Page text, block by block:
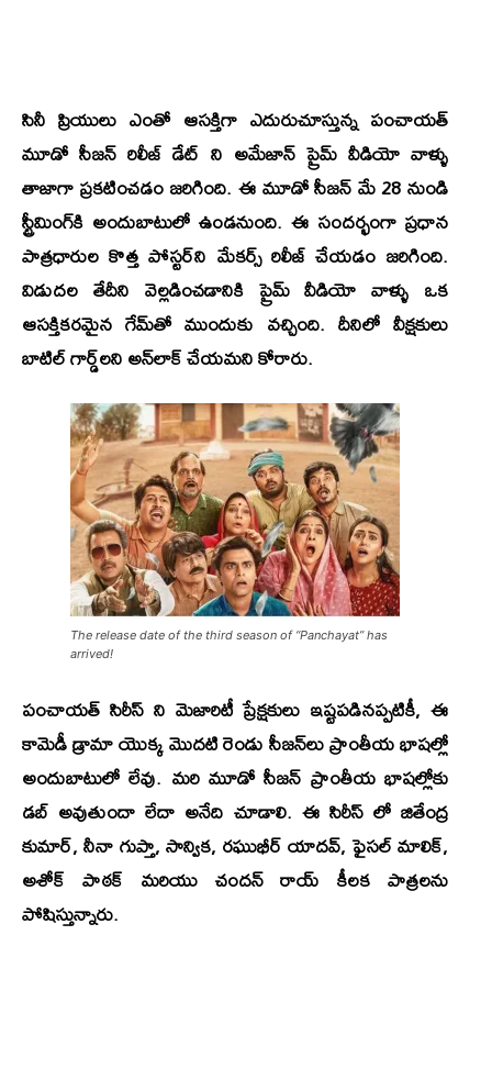
సినీ ప్రియులు ఎంతో ఆసక్తిగా ఎదురుచూస్తున్నపంచాయత్
మూడో సీజన్ రిలీజ్ డేట్ ని అమేజాన్ ప్రైమ్ వీడియో వాళ్ళు
తాజాగా ప్రకటించడం జరిగింది. ఈ మూడో సీజన్ మే 28 నుండి
స్ట్రీమింగ్‌కి అందుబాటులో ఉండనుంది. ఈ సందర్భంగా ప్రధాన
పాత్రధారుల కొత్త పోస్టర్‌ని మేకర్స్ రిలీజ్ చేయడం జరిగింది.
విడుదల తేదీని వెల్లడించడానికి ప్రైమ్ వీడియో వాళ్ళు ఒక
ఆసక్తికరమైన గేమ్‌తో ముందుకు వచ్చింది. దీనిలో వీక్షకులు
బాటిల్ గార్డ్‌లని అన్‌లాక్ చేయమని కోరారు.
The release date of the third season of “Panchayat” has
arrived!
పంచాయత్ సిరీస్ ని మెజారిటీ ప్రేక్షకులు ఇష్టపడినప్పటికీ, ఈ
కామెడీ డ్రామా యొక్క మొదటి రెండు సీజన్‌లు ప్రాంతీయ భాషల్లో
అందుబాటులో లేవు. మరి మూడో సీజన్ ప్రాంతీయ భాషల్లోకు
డబ్ అవుతుందా లేదా అనేది చూడాలి. ఈ సిరీస్ లో జితేంద్ర
కుమార్, నీనా గుప్తా, సాన్విక, రఘుభీర్ యాదవ్, ఫైసల్ మాలిక్,
అశోక్ పాఠక్ మరియు చందన్ రాయ్ కీలక పాత్రలను
పోషిస్తున్నారు.